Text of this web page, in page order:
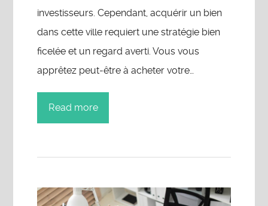
investisseurs. Cependant, acquérir un bien
dans cette ville requiert une stratégie bien
ficelée et un regard averti. Vous vous
apprêtez peut-être à acheter votre…
Read more